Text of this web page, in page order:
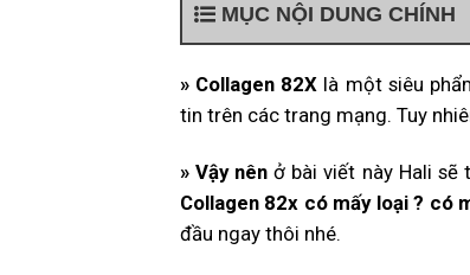
MỤC NỘI DUNG CHÍNH
» Collagen 82X là một siêu
tin trên các trang mạng. Tuy
» Vậy nên ở bài viết này Hali
Collagen 82x có mấy loại ? có
đầu ngay thôi nhé.